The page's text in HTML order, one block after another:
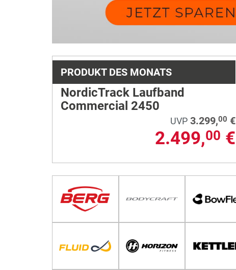
PRODUKT DES MONATS
NordicTrack Laufband
Commercial 2450
UVP 3.299,00 €
2.499,00 €